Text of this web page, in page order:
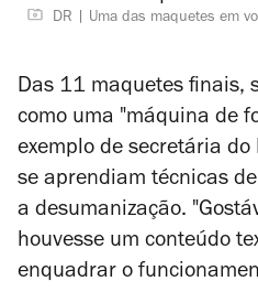
DR Uma das maquetes em
Das 11 maquetes finais,
como uma "máquina de
exemplo de secretária do
se aprendiam técnicas
a desumanização.
houvesse um conteúdo
enquadrar o